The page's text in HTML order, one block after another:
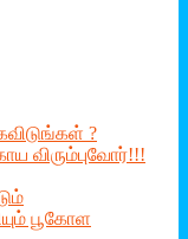
?
விரும்புவோர்!!!
பூகோள